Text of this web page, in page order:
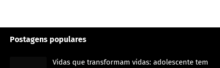
Postagens populares
Vidas que transformam vidas: adolescente tem